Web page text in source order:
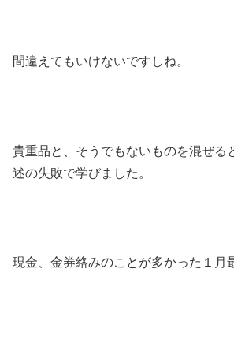
間違えてもいけないですしね。
貴重品と、そうでもないものを混ぜる
述の失敗で学びました。
現金、金券絡みのことが多かった１月